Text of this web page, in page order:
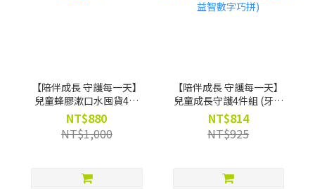
【陪伴成長 守護每一天】
兒童蜂膠漱口水囤貨4入
組-限時88折(買就贈漱口
水葡萄口味12ml*4)
NT$880
NT$1,000
【陪伴成長 守護每一天】
兒童成長守護4件組 (牙膏
+兒童噴劑 +漱口水
200ml*2) -限時88折(買就
贈Pato Pato EVA益智數字
NT$814
NT$925